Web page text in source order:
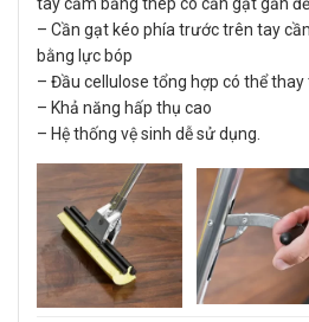
– Cần gạt kéo phía trước trên tay
bằng lực bóp
– Đầu cellulose tổng hợp có thể thay
– Khả năng hấp thụ cao
– Hệ thống vệ sinh dễ sử dụng.